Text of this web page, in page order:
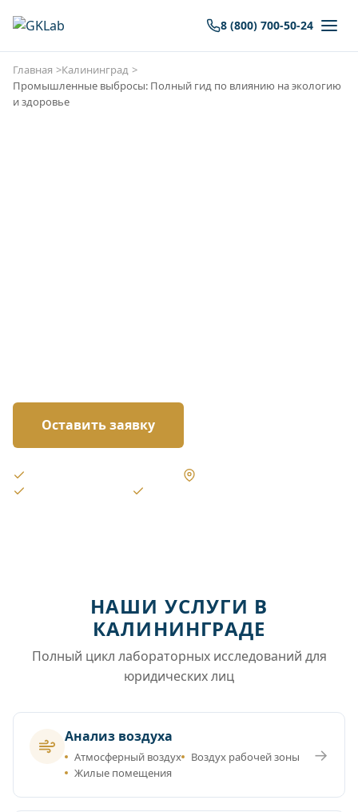
8 (800) 700-50-24
Главная
Калининград
Промышленные выбросы: Полный гид по влиянию на экологию
и здоровье
Оставить заявку
НАШИ УСЛУГИ В
КАЛИНИНГРАДЕ
Полный цикл лабораторных исследований для
юридических лиц
Анализ воздуха
Атмосферный воздух
Воздух рабочей зоны
Жилые помещения
→